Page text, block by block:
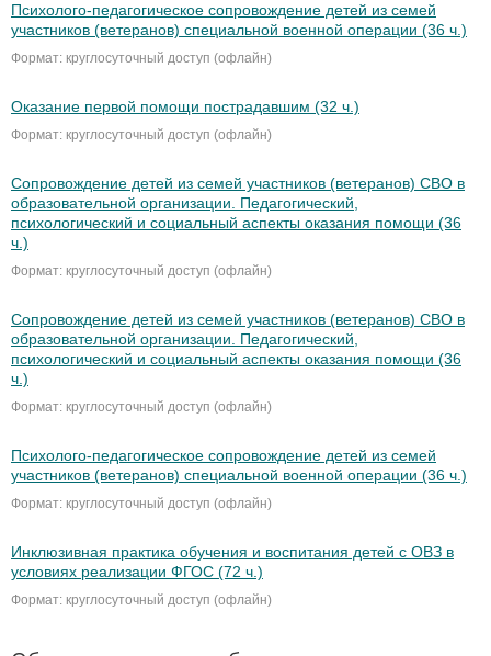
Психолого-педагогическое сопровождение детей из семей
участников (ветеранов) специальной военной операции (36 ч.)
Формат: круглосуточный доступ (офлайн)
Оказание первой помощи пострадавшим (32 ч.)
Формат: круглосуточный доступ (офлайн)
Сопровождение детей из семей участников (ветеранов) СВО в
образовательной организации. Педагогический,
психологический и социальный аспекты оказания помощи (36
ч.)
Формат: круглосуточный доступ (офлайн)
Сопровождение детей из семей участников (ветеранов) СВО в
образовательной организации. Педагогический,
психологический и социальный аспекты оказания помощи (36
ч.)
Формат: круглосуточный доступ (офлайн)
Психолого-педагогическое сопровождение детей из семей
участников (ветеранов) специальной военной операции (36 ч.)
Формат: круглосуточный доступ (офлайн)
Инклюзивная практика обучения и воспитания детей с ОВЗ в
условиях реализации ФГОС (72 ч.)
Формат: круглосуточный доступ (офлайн)